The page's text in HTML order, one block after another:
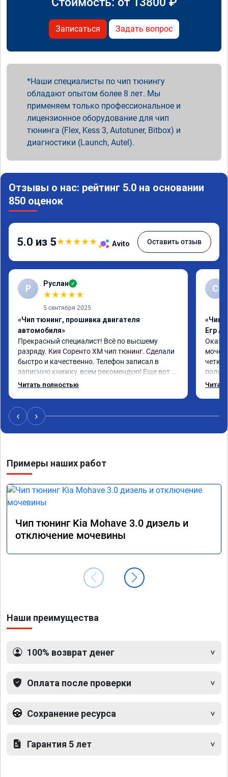
Записаться Задать вопрос
Наши специалисты по чип тюнингу
обладают опытом более 8 лет. Мы
применяем только профессиональное и
лицензионное оборудование для чип
тюнинга (Flex, Kess 3, Autotuner, Bitbox) и
диагностики (Launch, Autel).
Отзывы о нас: рейтинг 5.0 на основании
850 оценок
5.0 из 5★★★★★ Avito Оставить отзыв
Р Руслан ✓
★★★★★
5 сентября 2025
«Чип тюнинг, прошивка двигателя
автомобиля»
Прекрасный специалист! Всё по высшему
разряду. Кия Соренто XM чип тюнинг. Сделали
быстро и качественно. Телефон записал в
записную книжку, всем рекомендую! Еще вот
поеду в ближайшее дни брата Мазду 6 2016 год
Читать полностью
С
«Чип
Егр
четко.
‹ ›
Примеры наших работ
Чип тюнинг Kia Mohave 3.0 дизель и
отключение мочевины
Наши преимущества
100% возврат денег
Оплата после проверки
Сохранение ресурса
Гарантия 5 лет